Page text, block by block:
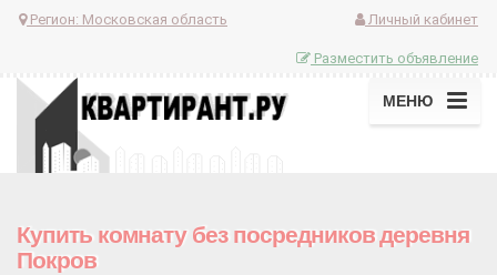
Регион: Московская область Личный кабинет
Разместить объявление
МЕНЮ
Купить комнату без посредников деревня
Покров